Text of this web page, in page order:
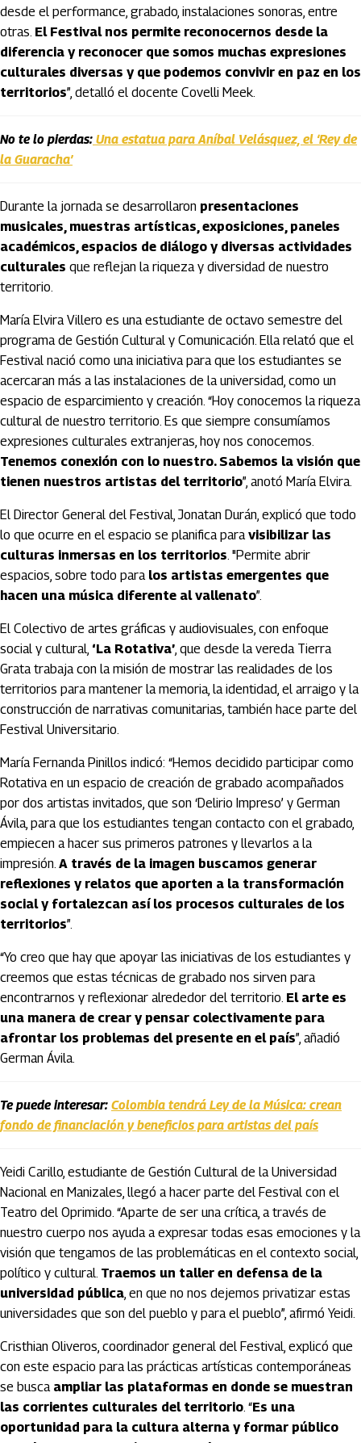
desde el performance, grabado, instalaciones sonoras, entre
otras. El Festival nos permite reconocernos desde la
diferencia y reconocer que somos muchas expresiones
culturales diversas y que podemos convivir en paz en los
territorios”, detalló el docente Covelli Meek.
No te lo pierdas: Una estatua para Aníbal Velásquez, el ‘Rey de
la Guaracha’
Durante la jornada se desarrollaron presentaciones
musicales, muestras artísticas, exposiciones, paneles
académicos, espacios de diálogo y diversas actividades
culturales que reflejan la riqueza y diversidad de nuestro
territorio.
María Elvira Villero es una estudiante de octavo semestre del
programa de Gestión Cultural y Comunicación. Ella relató que el
Festival nació como una iniciativa para que los estudiantes se
acercaran más a las instalaciones de la universidad, como un
espacio de esparcimiento y creación. “Hoy conocemos la riqueza
cultural de nuestro territorio. Es que siempre consumíamos
expresiones culturales extranjeras, hoy nos conocemos.
Tenemos conexión con lo nuestro. Sabemos la visión que
tienen nuestros artistas del territorio”, anotó María Elvira.
El Director General del Festival, Jonatan Durán, explicó que todo
lo que ocurre en el espacio se planifica paravisibilizar las
culturas inmersas en los territorios. "Permite abrir
espacios, sobre todo para los artistas emergentes que
hacen una música diferente al vallenato”.
El Colectivo de artes gráficas y audiovisuales, con enfoque
social y cultural, ‘La Rotativa’, que desde la vereda Tierra
Grata trabaja con la misión de mostrar las realidades de los
territorios para mantener la memoria, la identidad, el arraigo y la
construcción de narrativas comunitarias, también hace parte del
Festival Universitario.
María Fernanda Pinillos indicó: “Hemos decidido participar como
Rotativa en un espacio de creación de grabado acompañados
por dos artistas invitados, que son ‘Delirio Impreso’ y German
Ávila, para que los estudiantes tengan contacto con el grabado,
empiecen a hacer sus primeros patrones y llevarlos a la
impresión. A través de la imagen buscamos generar
reflexiones y relatos que aporten a la transformación
social y fortalezcan así los procesos culturales de los
territorios”.
“Yo creo que hay que apoyar las iniciativas de los estudiantes y
creemos que estas técnicas de grabado nos sirven para
encontrarnos y reflexionar alrededor del territorio. El arte es
una manera de crear y pensar colectivamente para
afrontar los problemas del presente en el país”, añadió
German Ávila.
Te puede interesar: Colombia tendrá Ley de la Música: crean
fondo de financiación y beneficios para artistas del país
Yeidi Carillo, estudiante de Gestión Cultural de la Universidad
Nacional en Manizales, llegó a hacer parte del Festival con el
Teatro del Oprimido. “Aparte de ser una crítica, a través de
nuestro cuerpo nos ayuda a expresar todas esas emociones y la
visión que tengamos de las problemáticas en el contexto social,
político y cultural. Traemos un taller en defensa de la
universidad pública, en que no nos dejemos privatizar estas
universidades que son del pueblo y para el pueblo”, afirmó Yeidi.
Cristhian Oliveros, coordinador general del Festival, explicó que
con este espacio para las prácticas artísticas contemporáneas
se busca ampliar las plataformas en donde se muestran
las corrientes culturales del territorio. “Es una
oportunidad para la cultura alterna y formar público